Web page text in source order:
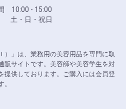
10:00 - 15:00
土・日・祝日
）」は、業務用の美容用品を専門に取
販サイトです。美容師や美容学生を対
提供しております。ご購入には会員登